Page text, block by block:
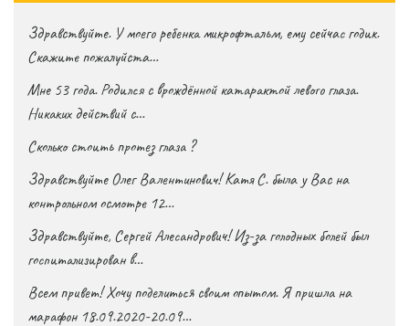
Здравствуйте. У моего ребенка микрофтальм, ему сейчас годик.
Скажите пожалуйста…
Мне 53 года. Родился с врождённой катарактой левого глаза.
Никаких действий с…
Сколько стоить протез глаза ?
Здравствуйте Олег Валентинович! Катя С. была у Вас на
контрольном осмотре 12…
Здравствуйте, Сергей Алесандрович! Из-за голодных болей был
госпитализирован в…
Всем привет! Хочу поделиться своим опытом. Я пришла на
марафон 18.09.2020-20.09…